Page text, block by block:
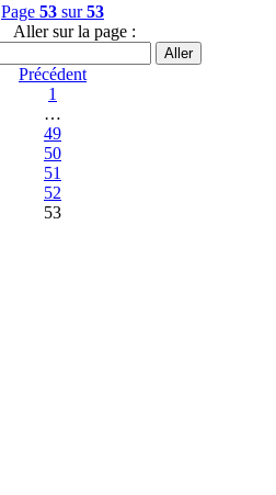
Page 53 sur53
Aller sur la page :
Précédent
1
…
49
50
51
52
53